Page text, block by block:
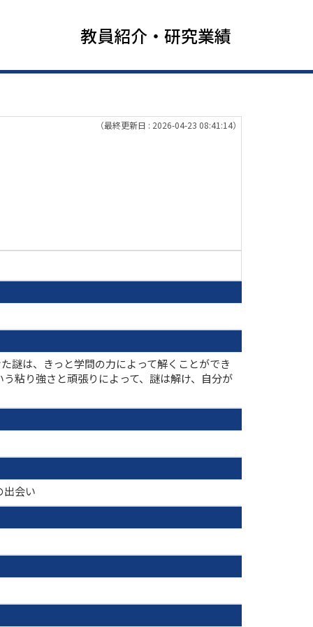
教員紹介・研究業績
（最終更新日 : 2026-04-23 08:41:14）
謎は、きっと学問の力によって解くことができ
粘り強さと頑張りによって、謎は解け、自分が
出会い